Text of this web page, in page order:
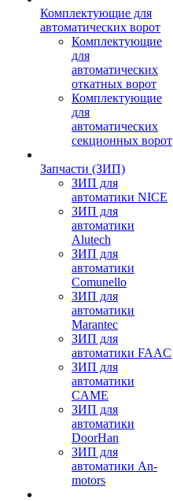
Комплектующие для
автоматических ворот
Комплектующие
для
автоматических
откатных ворот
Комплектующие
для
автоматических
секционных ворот
Запчасти (ЗИП)
ЗИП для
автоматики NICE
ЗИП для
автоматики
Alutech
ЗИП для
автоматики
Comunello
ЗИП для
автоматики
Marantec
ЗИП для
автоматики FAAC
ЗИП для
автоматики
CAME
ЗИП для
автоматики
DoorHan
ЗИП для
автоматики An-
motors